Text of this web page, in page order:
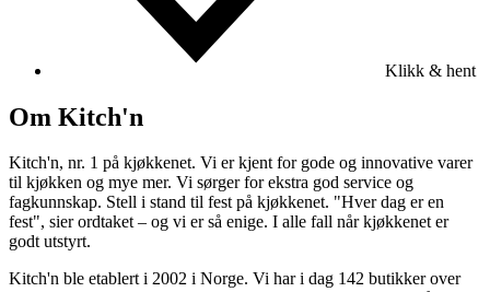
Klikk & hent
Om Kitch'n
Kitch'n, nr. 1 på kjøkkenet. Vi er kjent for gode og innovative varer
til kjøkken og mye mer. Vi sørger for ekstra god service og
fagkunnskap. Stell i stand til fest på kjøkkenet. "Hver dag er en
fest", sier ordtaket – og vi er så enige. I alle fall når kjøkkenet er
godt utstyrt.
Kitch'n ble etablert i 2002 i Norge. Vi har i dag 142 butikker over